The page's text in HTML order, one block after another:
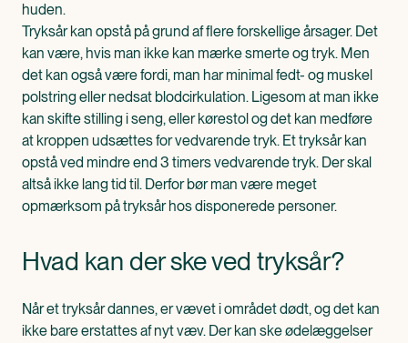
huden.
Tryksår kan opstå på grund af flere forskellige årsager. Det
kan være, hvis man ikke kan mærke smerte og tryk. Men
det kan også være fordi, man har minimal fedt- og muskel
polstring eller nedsat blodcirkulation. Ligesom at man ikke
kan skifte stilling i seng, eller kørestol og det kan medføre
at kroppen udsættes for vedvarende tryk. Et tryksår kan
opstå ved mindre end 3 timers vedvarende tryk. Der skal
altså ikke lang tid til. Derfor bør man være meget
opmærksom på tryksår hos disponerede personer.
Hvad kan der ske ved tryksår?
Når et tryksår dannes, er vævet i området dødt, og det kan
ikke bare erstattes af nyt væv. Der kan ske ødelæggelser